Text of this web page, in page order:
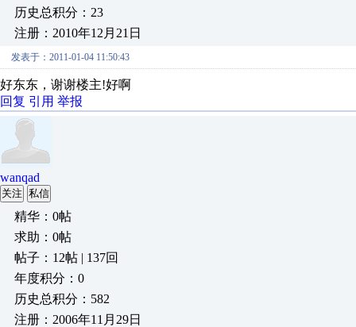
历史总积分：23
注册：2010年12月21日
发表于：2011-01-04 11:50:43
好东东，谢谢楼主!好啊
回复 引用 举报
wanqad
关注 私信
精华：0帖
求助：0帖
帖子：12帖 | 137回
年度积分：0
历史总积分：582
注册：2006年11月29日